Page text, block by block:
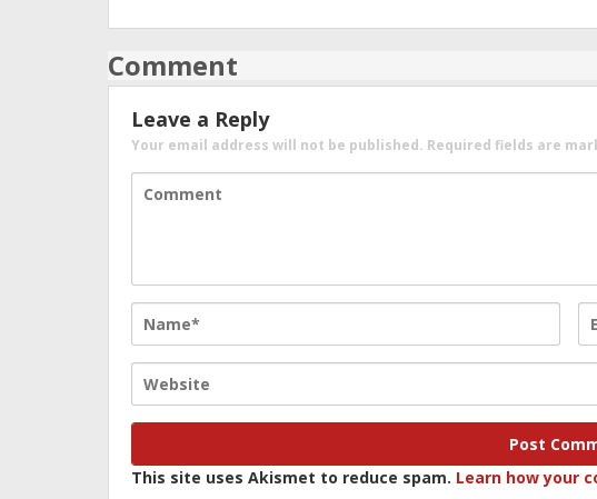
Comment
Leave a Reply
Your email address will not be published. Required fields are
This site uses Akismet to reduce spam. Learn how your